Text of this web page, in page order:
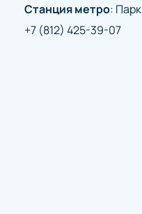
Станция метро:
+7 (812) 425-39-07